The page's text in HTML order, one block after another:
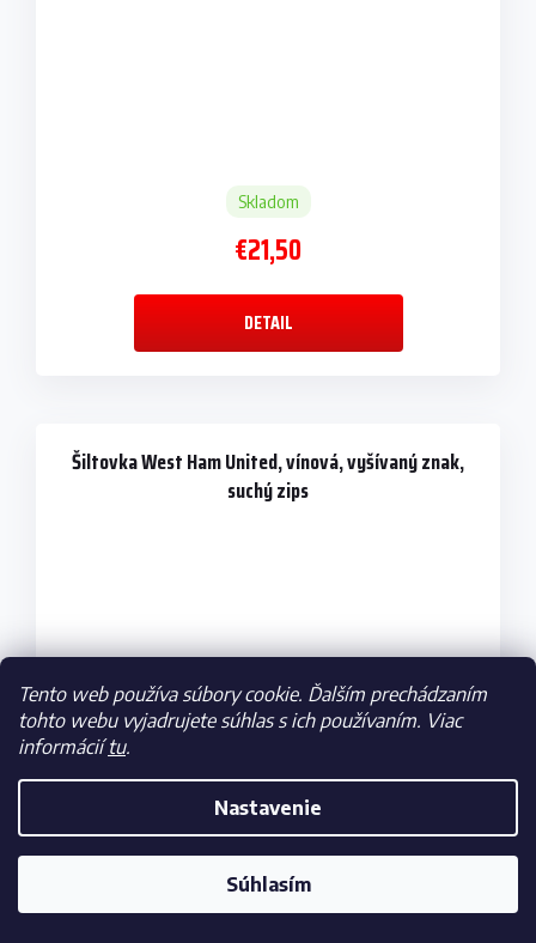
Tento web používa súbory cookie. Ďalším prechádzaním
tohto webu vyjadrujete súhlas s ich používaním. Viac
informáciítu.
Nastavenie
Súhlasím
Skladom
€21,50
DETAIL
Šiltovka West Ham United, vínová, vyšívaný znak,
suchý zips
Skladom
€28,50